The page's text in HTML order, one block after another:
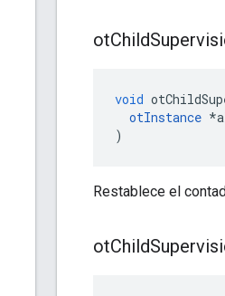
otChild
void
otInstance *
)
Restablece el
otChild